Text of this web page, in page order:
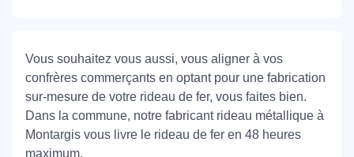
Vous souhaitez vous aussi, vous aligner à vos
confrères commerçants en optant pour une fabrication
sur-mesure de votre rideau de fer, vous faites bien.
Dans la commune, notre fabricant rideau métallique à
Montargis vous livre le rideau de fer en 48 heures
maximum.